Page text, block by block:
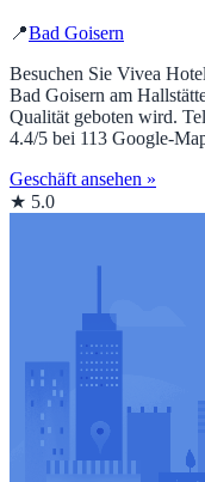
📍Bad Goisern
Besuchen Sie Vivea
Bad Goisern am
Qualität geboten wird.
4.4/5 bei 113
Geschäft ansehen »
★ 5.0